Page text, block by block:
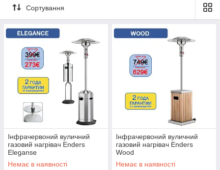
небольшим габаритам и весу. Он способен создавать
комфортные условия при низких температурах воздуха.
нержавіючої сталі і не схильний до атмосферних впливів і
корозії. Регулятор потужності дозволить розумно витрачати
газ, домагаючись найбільш комфортної температури.
Сортування
Інфрачервоний вуличний
газовий нагрівач Enders
Eleganse
Немає в наявності
Інфрачервоний вуличний
газовий нагрівач Enders
Wood
Немає в наявності